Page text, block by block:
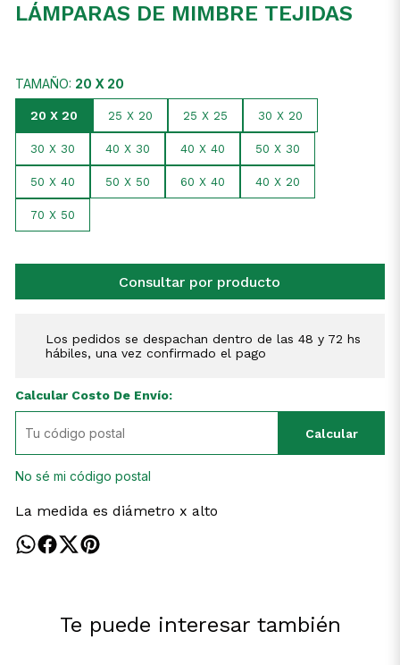
LÁMPARAS DE MIMBRE TEJIDAS
TAMAÑO: 20 X 20
20 X 20 25 X 20 25 X 25 30 X 20
30 X 30 40 X 30 40 X 40 50 X 30
50 X 40 50 X 50 60 X 40 40 X 20
70 X 50
Consultar por producto
Los pedidos se despachan dentro de las 48 y 72 hs
hábiles, una vez confirmado el pago
Calcular Costo De Envío:
Calcular
No sé mi código postal
La medida es diámetro x alto
Te puede interesar también